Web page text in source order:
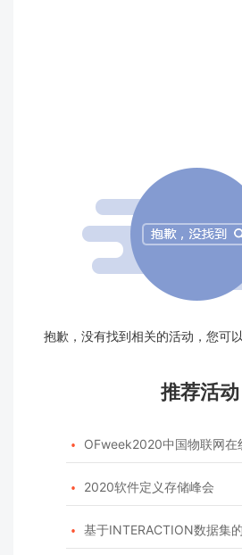
抱歉，没有找到相关的活动，您可
推荐活动
 OFweek2020中国物联网在
 2020软件定义存储峰会
 基于INTERACTION数据集的自动